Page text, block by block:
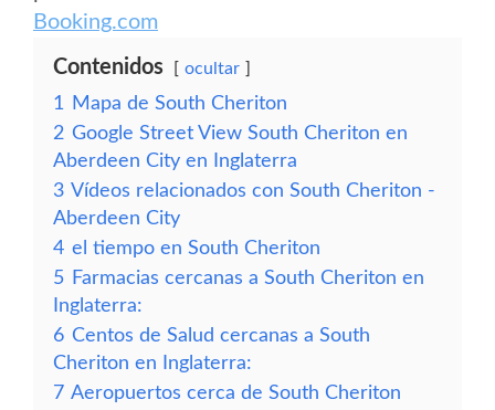
Booking.com
Contenidos ocultar
1
Mapa de South Cheriton
2 Google Street View South Cheriton en
Aberdeen City en Inglaterra
3 Vídeos relacionados con South Cheriton -
Aberdeen City
4 el tiempo en South Cheriton
5 Farmacias cercanas a South Cheriton en
Inglaterra:
6 Centos de Salud cercanas a South
Cheriton en Inglaterra:
7 Aeropuertos cerca de South Cheriton